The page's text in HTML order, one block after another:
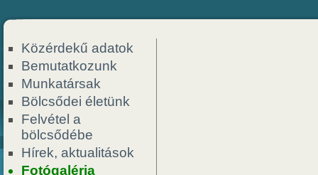
Közérdekű adatok
Bemutatkozunk
Munkatársak
Bölcsődei életünk
Felvétel a
bölcsődébe
Hírek, aktualitások
Fotógaléria